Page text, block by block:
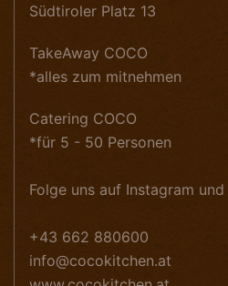
Südtiroler Platz 13
TakeAway COCO
*alles zum mitnehmen
Catering COCO
*für 5 - 50 Personen
Folge uns auf Instagram
+43 662 880600
info@cocokitchen.at